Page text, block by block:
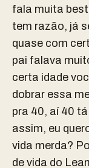
fala muita
tem razão, já
quase com
pai falava
certa idade
dobrar essa
pra 40, aí 40
assim, eu
vida merda?
de vida do